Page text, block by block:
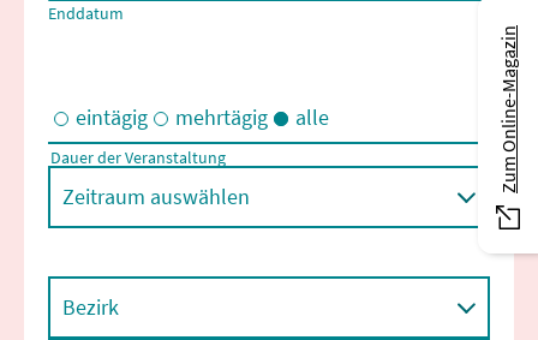
Enddatum
Eintägige und/oder mehrtägige Veranstaltungen
eintägig mehrtägig alle
Dauer der Veranstaltung
Zeitraum auswählen
Bezirk
Zum Online-Magazin